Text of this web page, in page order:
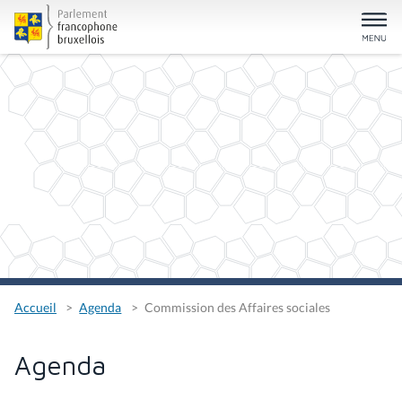
Accueil Agenda Commission des Affaires sociales
Agenda